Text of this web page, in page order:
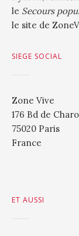
le Secours
le site de
SIEGE SOCIAL
Zone Vive
176 Bd de
75020 Paris
France
ET AUSSI